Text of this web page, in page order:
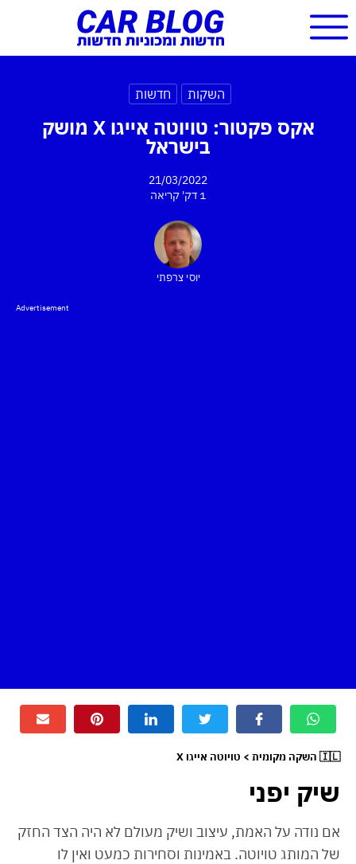
השקות חדשות
אקס פקטור: טויוטה אייגו X מושק
בישראל
21/03/2022
1 דק'
קריאה
יוסי צרפתי
Advertisement
🇮🇱 השקה מקומית > טויוטה אייגו X
שיק יפני
אם נודה על האמת, עיצוב ושיק מעולם לא היה הצד החזק
של המותג טויוטה. באמינות וסחירות כמעט ואין לו